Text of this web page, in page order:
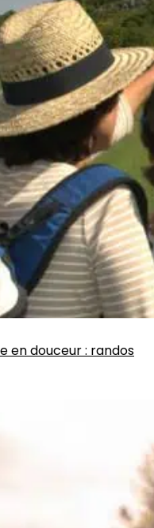
en douceur : randos